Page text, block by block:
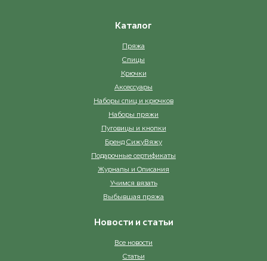
Каталог
Пряжа
Спицы
Крючки
Аксессуары
Наборы спиц и крючков
Наборы пряжи
Пуговицы и кнопки
Бренд СижуВяжу
Подарочные сертификаты
Журналы и Описания
Учимся вязать
Выбывшая пряжа
Новости и статьи
Все новости
Статьи